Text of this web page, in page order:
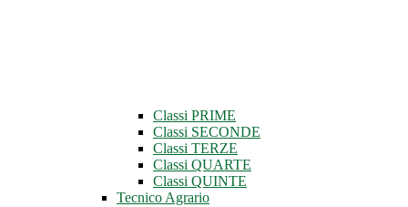
Classi PRIME
Classi SECONDE
Classi TERZE
Classi QUARTE
Classi QUINTE
Tecnico Agrario